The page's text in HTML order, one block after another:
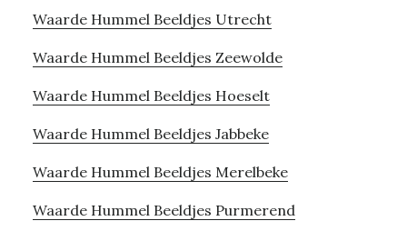
Waarde Hummel Beeldjes Utrecht
Waarde Hummel Beeldjes Zeewolde
Waarde Hummel Beeldjes Hoeselt
Waarde Hummel Beeldjes Jabbeke
Waarde Hummel Beeldjes Merelbeke
Waarde Hummel Beeldjes Purmerend